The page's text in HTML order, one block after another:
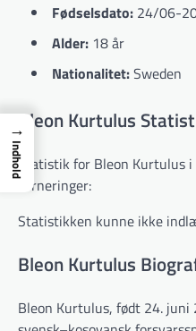
Fødselsdato: 24/06-
Alder: 18 år
Nationalitet:Sweden
Bleon Kurtulus
Statistik for Bleon Kurtulus
turneringer:
Statistikken kunne ikke
Bleon Kurtulus
Bleon Kurtulus, født 24. juni
→
Indhold